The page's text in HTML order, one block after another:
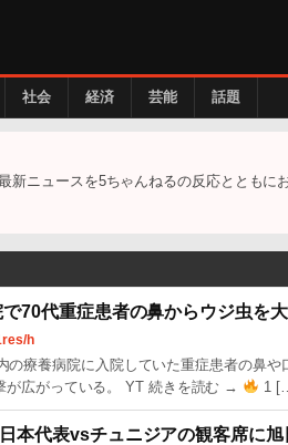
社会 経済 芸能 話題
ニュースを5ちゃんねるの反応とともに
で70代重症患者の鼻からウジ虫を
h
の療養病院に入院していた重症患者の鼻
が広がっている。 YT 続きを読む →
1
日本代表vsチュニジアの観客席に